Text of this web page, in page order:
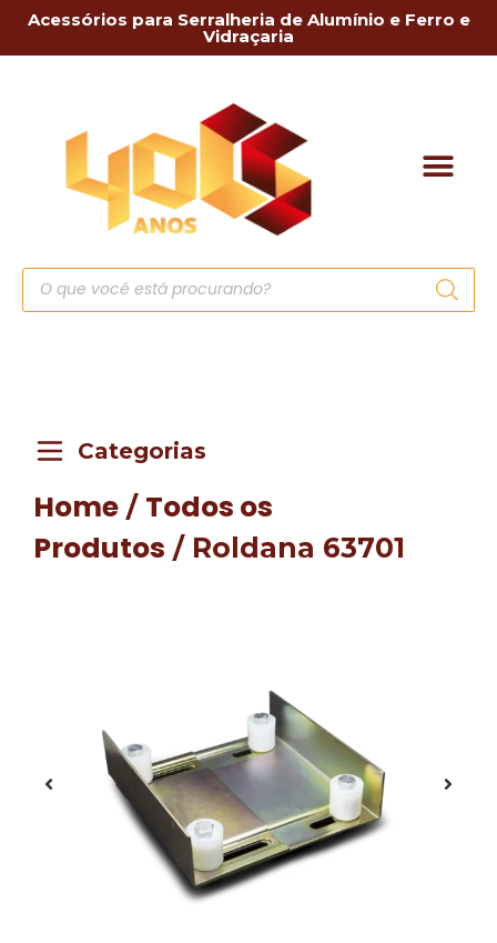
Acessórios para Serralheria de Alumínio e Ferro e
Vidraçaria
Categorias
Home / Todos os
Produtos / Roldana 63701